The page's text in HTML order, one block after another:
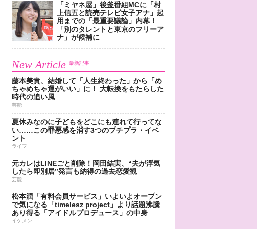
「ミヤネ屋」後釜番組MCに「村
上信五と読売テレビ女子アナ」起
用までの「最重要議論」内幕！
「別のタレントと東京のフリーア
ナ」が候補に
New Article 最新記事
藤本美貴、結婚して「人生終わった」から「め
ちゃめちゃ運がいい」に！ 大転換をもたらした
時代の追い風
芸能
夏休みなのに子どもをどこにも連れて行ってな
い……この罪悪感を消す3つのプチプラ・イベ
ント
ライフ
元カレはLINEごと削除！岡田結実、“夫が浮気
したら即別居”発言も納得の過去恋愛観
芸能
松本潤「有料会員サービス」いよいよオープン
で気になる「timelesz project」より話題沸騰
あり得る「アイドルプロデュース」の中身
イケメン